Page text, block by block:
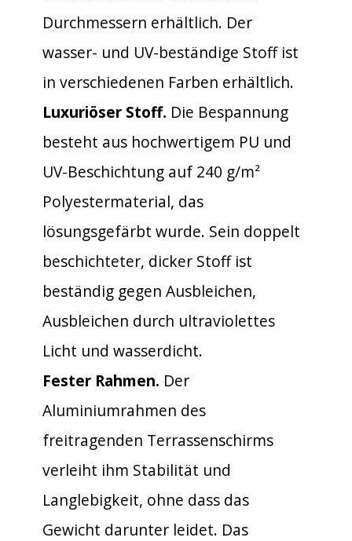
Durchmessern erhältlich. Der
wasser- und UV-beständige Stoff ist
in verschiedenen Farben erhältlich.
Luxuriöser Stoff. Die Bespannung
besteht aus hochwertigem PU und
UV-Beschichtung auf 240 g/m²
Polyestermaterial, das
lösungsgefärbt wurde. Sein doppelt
beschichteter, dicker Stoff ist
beständig gegen Ausbleichen,
Ausbleichen durch ultraviolettes
Licht und wasserdicht.
Fester Rahmen. Der
Aluminiumrahmen des
freitragenden Terrassenschirms
verleiht ihm Stabilität und
Langlebigkeit, ohne dass das
Gewicht darunter leidet. Das